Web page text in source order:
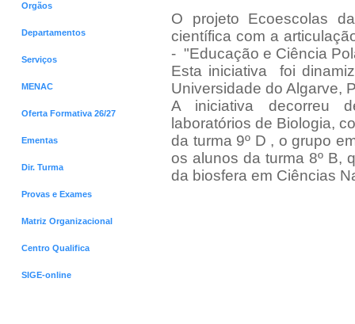
Orgãos
Departamentos
Serviços
MENAC
Oferta Formativa 26/27
Ementas
Dir. Turma
Provas e Exames
Matriz Organizacional
Centro Qualifica
SIGE-online
O projeto Ecoescolas
científica com a
- "Educação e Ciência
Esta iniciativa foi
Universidade do Algarve,
A iniciativa decorreu
laboratórios de Biologia,
da turma 9º D , o grupo
os alunos da turma 8º B,
da biosfera em Ciências